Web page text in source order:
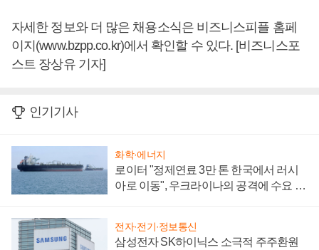
자세한 정보와 더 많은 채용소식은 비즈니스피플 홈페
이지(www.bzpp.co.kr)에서 확인할 수 있다. [비즈니스포
스트 장상유 기자]
인기기사
화학·에너지
로이터 "정제연료 3만 톤 한국에서 러시
아로 이동", 우크라이나의 공격에 수요 늘
전자·전기·정보통신
삼성전자 SK하이닉스 소극적 주주환원